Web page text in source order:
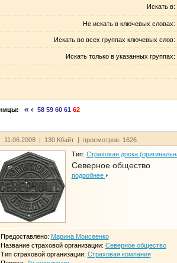
Искать в:
Не искать в ключевых словах:
Искать во всех группах ключевых слов:
Искать только в указанных группах:
58 59 60 61 62
11.06.2008 | 130 Кбайт | просмотров: 1626
Тип: Страховая доска
Северное общество
подробнее
Предоставлено: Марина Моисеенко
Название страховой организации: Северное общество
Тип страховой организации: Страховая компания